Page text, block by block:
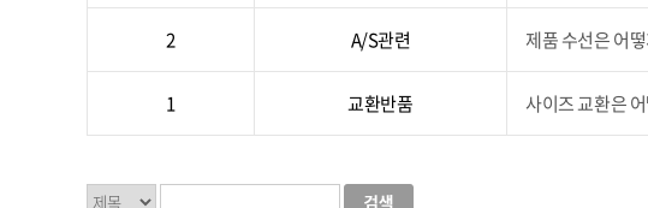
2 A/S관련 제품 수선은 어
1 교환반품 사이즈 교환은